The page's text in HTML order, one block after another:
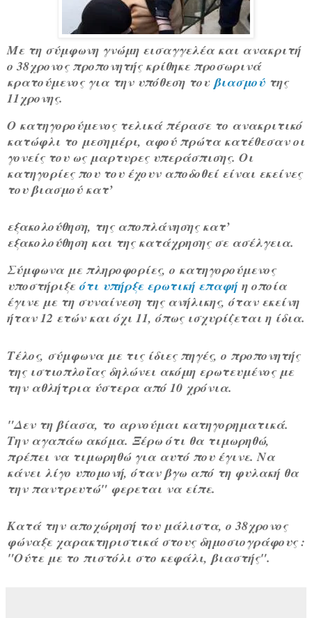
Με τη σύμφωνη γνώμη εισαγγελέα και ανακριτή
ο 38χρονος προπονητής κρίθηκε προσωρινά
κρατούμενος για την υπόθεση του βιασμού της
11χρονης.
Ο κατηγορούμενος τελικά πέρασε το ανακριτικό
κατώφλι το μεσημέρι, αφού πρώτα κατέθεσαν οι
γονείς του ως μαρτυρες υπεράσπισης. Οι
κατηγορίες που του έχουν αποδοθεί είναι εκείνες
του βιασμού κατ’
εξακολούθηση, της αποπλάνησης κατ’
εξακολούθηση και της κατάχρησης σε ασέλγεια.
Σύμφωνα με πληροφορίες, ο κατηγορούμενος
υποστήριξε ότι υπήρξε ερωτική επαφή η οποία
έγινε με τη συναίνεση της ανήλικης, όταν εκείνη
ήταν 12 ετών και όχι 11, όπως ισχυρίζεται η ίδια.
Τέλος, σύμφωνα με τις ίδιες πηγές, ο προπονητής
της ιστιοπλοΐας δηλώνει ακόμη ερωτευμένος με
την αθλήτρια ύστερα από 10 χρόνια.
"Δεν τη βίασα, το αρνούμαι κατηγορηματικά.
Την αγαπάω ακόμα. Ξέρω ότι θα τιμωρηθώ,
πρέπει να τιμωρηθώ για αυτό που έγινε. Να
κάνει λίγο υπομονή, όταν βγω από τη φυλακή θα
την παντρευτώ" φερεται να είπε.
Κατά την αποχώρησή του μάλιστα, ο 38χρονος
φώναξε χαρακτηριστικά στους δημοσιογράφους :
"Ούτε με το πιστόλι στο κεφάλι, βιαστής".